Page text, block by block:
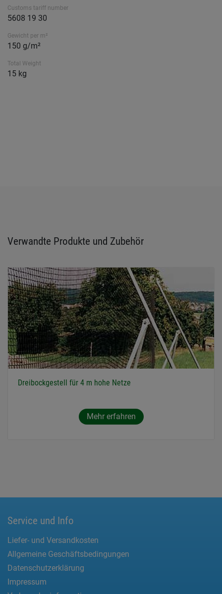
Customs tariff number
5608 19 30
Gewicht per m²
150 g/m²
Total Weight
15 kg
Verwandte Produkte und Zubehör
Dreibockgestell für 4 m hohe Netze
Mehr erfahren
Service und Info
Liefer- und Versandkosten
Allgemeine Geschäftsbedingungen
Datenschutzerklärung
Impressum